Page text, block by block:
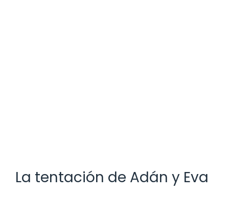
La tentación de Adán y Eva